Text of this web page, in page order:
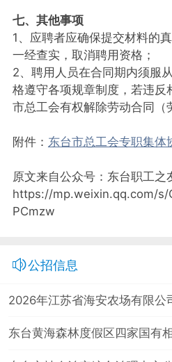
七、其他事项
1、应聘者应确保提交材料的
一经查实，取消聘用资格；
2、聘用人员在合同期内须服
格遵守各项规章制度，若违反
市总工会有权解除劳动合同（
附件： 东台市总工会专职集体
原文来自公众号：东台职工之
https://mp.weixin.qq.com/s/
PCmzw
公招信息
2026年江苏省海安农场有限公
东台黄海森林度假区四家国有